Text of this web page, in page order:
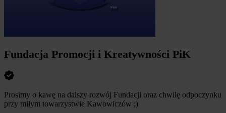
Fundacja Promocji i Kreatywności PiK
Prosimy o kawę na dalszy rozwój Fundacji oraz chwilę odpoczynku
przy miłym towarzystwie Kawowiczów ;)